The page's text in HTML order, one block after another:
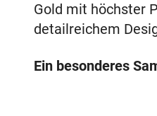
Gold mit höchster
detailreichem
Ein besonderes